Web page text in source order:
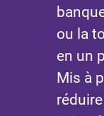
ou la
en un
Mis à